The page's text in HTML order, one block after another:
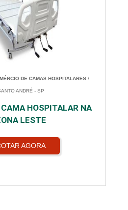
DE CAMAS HOSPITALARES /
ANDRÉ - SP
HOSPITALAR NA
LESTE
AGORA